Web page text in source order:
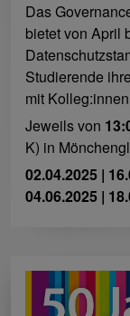
Das
bietet von April
Studierende
mit
Jeweils von
K) in
02.04.2025 |
04.06.2025 |